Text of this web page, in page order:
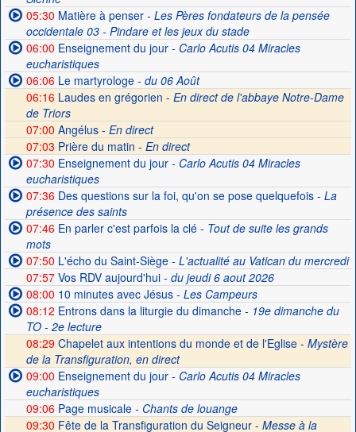
05:30 Matière à penser- Les Pères fondateurs de la pensée
occidentale 03 - Pindare et les jeux du stade
06:00 Enseignement du jour- Carlo Acutis 04 Miracles
eucharistiques
06:06Le martyrologe- du 06 Août
06:16 Laudes en grégorien - En direct de l'abbaye Notre-Dame
de Triors
07:00 Angélus - En direct
07:03 Prière du matin - En direct
07:30 Enseignement du jour- Carlo Acutis 04 Miracles
eucharistiques
07:36Des questions sur la foi, qu'on se pose quelquefois- La
présence des saints
07:46En parler c'est parfois la clé- Tout de suite les grands
mots
07:50 L'écho du Saint-Siège- L'actualité au Vatican du mercredi
07:57Vos RDV aujourd'hui- du jeudi 6 aout 2026
08:00 10 minutes avec Jésus- Les Campeurs
08:12 Entrons dans la liturgie du dimanche- 19e dimanche du
TO - 2e lecture
08:29 Chapelet aux intentions du monde et de l'Eglise - Mystère
de la Transfiguration, en direct
09:00 Enseignement du jour- Carlo Acutis 04 Miracles
eucharistiques
09:06Page musicale- Chants de louange
09:30 Fête de la Transfiguration du Seigneur - Messe à la